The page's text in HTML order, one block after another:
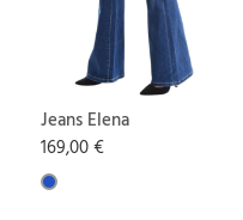
Jeans Elena
169,00 €